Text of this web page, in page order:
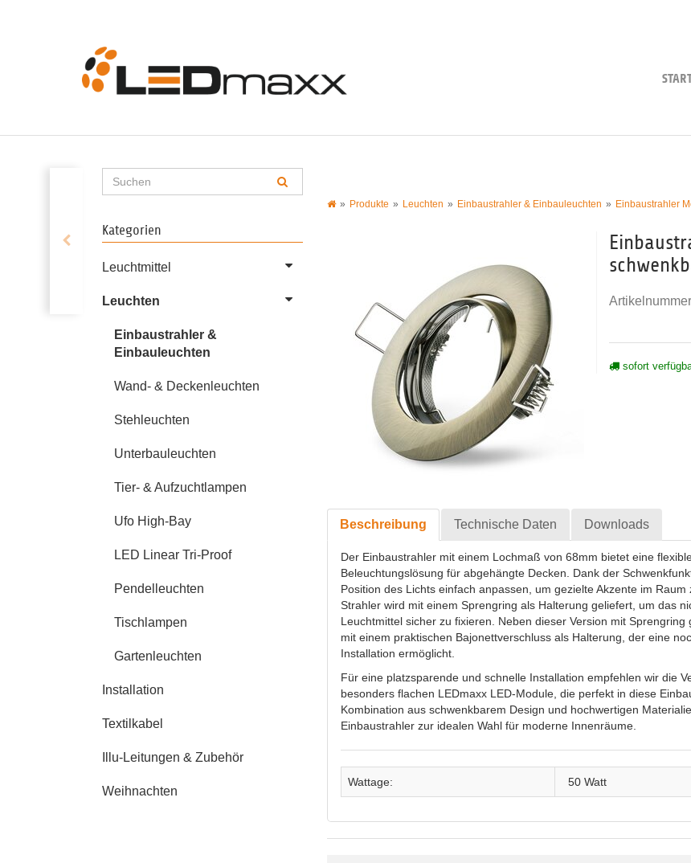
Produkte Leuchten Einbaustrahler & Einbauleuchten Einbaustrahler
sofort
Beschreibung Technische Daten Downloads
Der Einbaustrahler mit einem Lochmaß von 68mm bietet eine
Beleuchtungslösung für abgehängte Decken. Dank der
Position des Lichts einfach anpassen, um gezielte Akzente im Raum
Strahler wird mit einem Sprengring als Halterung geliefert, um das
Leuchtmittel sicher zu fixieren. Neben dieser Version mit Sprengring
mit einem praktischen Bajonettverschluss als Halterung, der eine
Installation ermöglicht.
Für eine platzsparende und schnelle Installation empfehlen wir die
besonders flachen LEDmaxx LED-Module, die perfekt in diese
Kombination aus schwenkbarem Design und hochwertigen
Einbaustrahler zur idealen Wahl für moderne Innenräume.
Wattage: 50 Watt
Kategorien
Leuchtmittel
Leuchten
Einbaustrahler &
Einbauleuchten
Wand- & Deckenleuchten
Stehleuchten
Unterbauleuchten
Tier- & Aufzuchtlampen
Ufo High-Bay
LED Linear Tri-Proof
Pendelleuchten
Tischlampen
Gartenleuchten
Installation
Textilkabel
Illu-Leitungen & Zubehör
Weihnachten